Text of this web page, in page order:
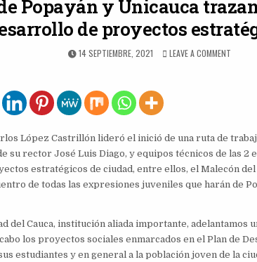
Popayán y Unicauca
de proyectos
PUBLISHED
14 SEPTIEMBRE, 2021 LEAVE A COMMENT
RUTA
DE
PARA
EL
DE
CIUDAD
López Castrillón lideró el inició de una ruta de
su rector José Luis Diago, y equipos técnicos de las 2
estratégicos de ciudad, entre ellos, el Malecón del
de todas las expresiones juveniles que harán de
del Cauca, institución aliada importante, adelantamos
los proyectos sociales enmarcados en el Plan de
estudiantes y en general a la población joven de la